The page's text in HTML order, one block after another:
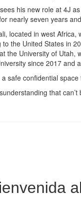
his new role at 4J
nearly seven years
located in west
the United States in
the University of
since 2017 and
safe confidential
that